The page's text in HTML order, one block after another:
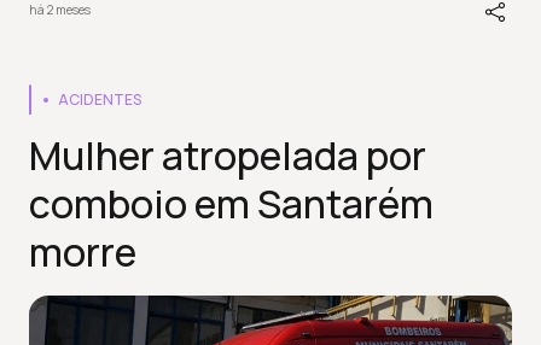
há 2 meses
ACIDENTES
Mulher atropelada por
comboio em Santarém
morre